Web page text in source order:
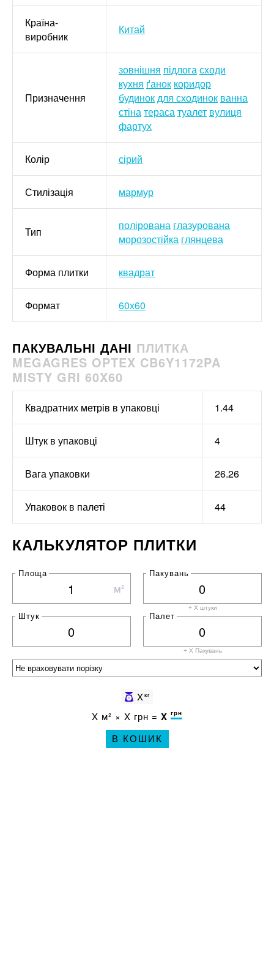
Країна-
виробник
Китай
Призначення
зовнішня підлогасходи
кухня ґанок коридор
будинокдля сходинок ванна
стінатерасатуалет вулиця
фартух
Колір сірий
Стилізація мармур
Тип полірована глазурована
морозостійка глянцева
Форма плитки квадрат
Формат 60x60
ПАКУВАЛЬНІ ДАНІ ПЛИТКА
MEGAGRES OPTEX CB6Y1172PA
MISTY GRI 60X60
Квадратних метрів в упаковці 1.44
Штук в упаковці 4
Вага упаковки 26.26
Упаковок в палеті 44
КАЛЬКУЛЯТОР ПЛИТКИ
Площа
м²
Пакувань
+ X штуки
Штук Палет
+ X Пакувань
Xкг
X м² × X грн = X грн
В КОШИК